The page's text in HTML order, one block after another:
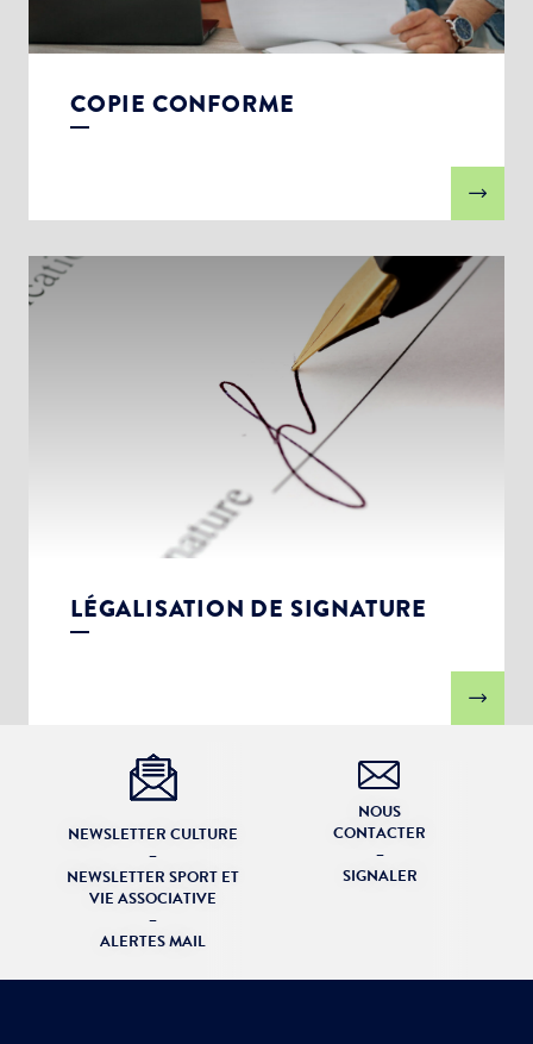
COPIE CONFORME
LÉGALISATION DE SIGNATURE
NEWSLETTER CULTURE
–
NEWSLETTER SPORT ET
VIE ASSOCIATIVE
–
ALERTES MAIL
NOUS
CONTACTER
–
SIGNALER